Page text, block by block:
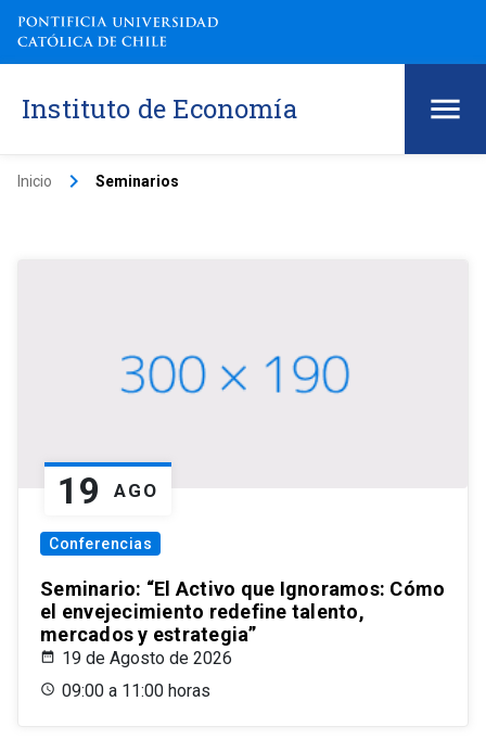
Instituto de Economía
Inicio keyboard_arrow_right Seminarios
19 AGO
Conferencias
Seminario: “El Activo que Ignoramos: Cómo
el envejecimiento redefine talento,
mercados y estrategia”
19 de Agosto de 2026
09:00 a 11:00 horas